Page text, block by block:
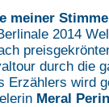
meiner Stimme
2014
durch die
Erzählers wird
Meral Perin